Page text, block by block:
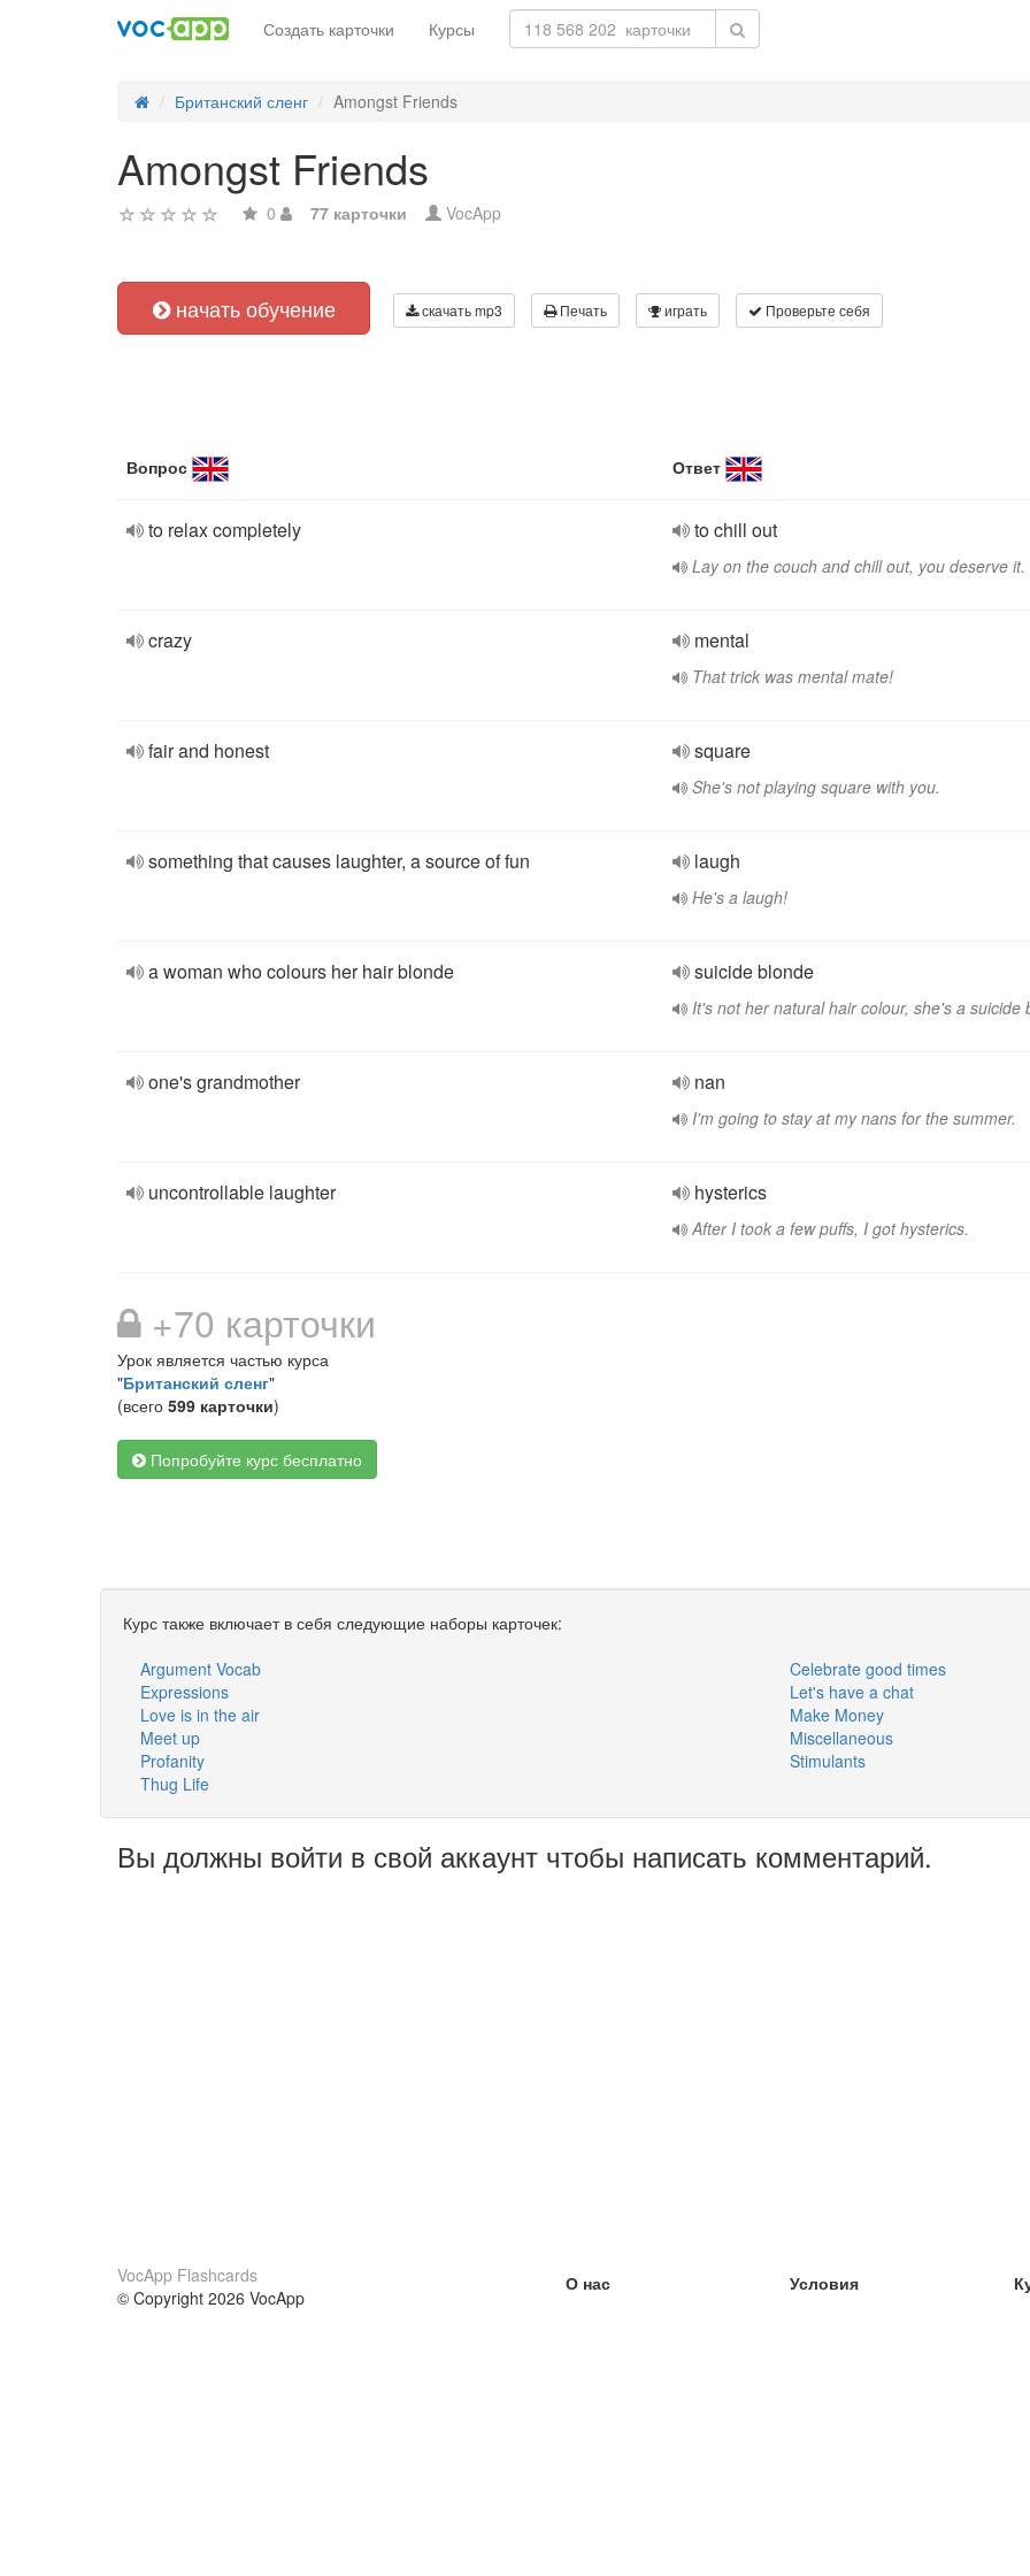
Создать карточки Курсы
Британский сленг Amongst Friends
Amongst Friends
0 77 карточки VocApp
начать обучение скачать mp3 Печать играть Проверьте себя
Вопрос Ответ
to relax completely to chill out
Lay on the couch and chill out, you deserve it.
crazy mental
That trick was mental mate!
fair and honest square
She's not playing square with you.
something that causes laughter, a source of fun laugh
He's a laugh!
a woman who colours her hair blonde suicide blonde
It's not her natural hair colour, she's a suicide
one's grandmother nan
I'm going to stay at my nans for the summer.
uncontrollable laughter hysterics
After I took a few puffs, I got hysterics.
+70 карточки
Урок является частью курса
"Британский сленг"
(всего 599 карточки)
Попробуйте курс бесплатно
Курс также включает в себя следующие наборы карточек:
Argument Vocab
Celebrate good times
Expressions
Let's have a chat
Love is in the air
Make Money
Meet up
Miscellaneous
Profanity
Stimulants
Thug Life
Вы должны войти в свой аккаунт чтобы написать комментарий.
VocApp Flashcards
© Copyright 2026 VocApp
О нас
Условия